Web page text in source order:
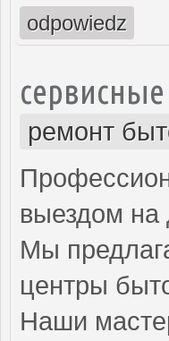
odpowiedz
ремонт
выездом на
Мы
центры
Наши